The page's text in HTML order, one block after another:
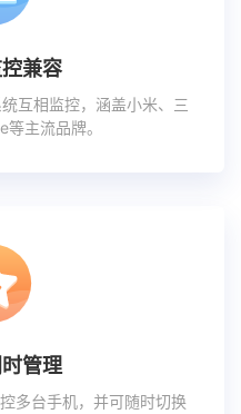
兼容
互相监控，涵盖小米、三
主流品牌。
管理
多台手机，并可随时切换